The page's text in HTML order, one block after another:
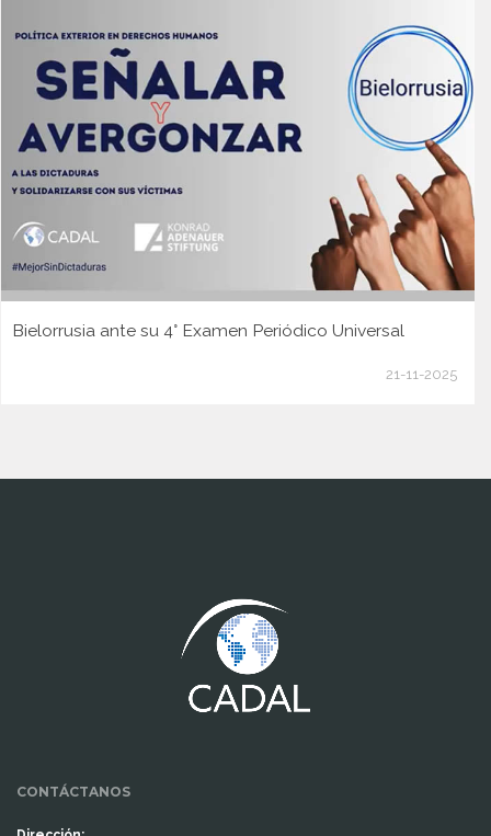
Bielorrusia ante su 4° Examen Periódico Universal
21-11-2025
CONTÁCTANOS